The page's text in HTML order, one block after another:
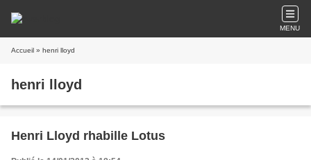
MENU
Accueil » henri lloyd
henri lloyd
Henri Lloyd rhabille Lotus